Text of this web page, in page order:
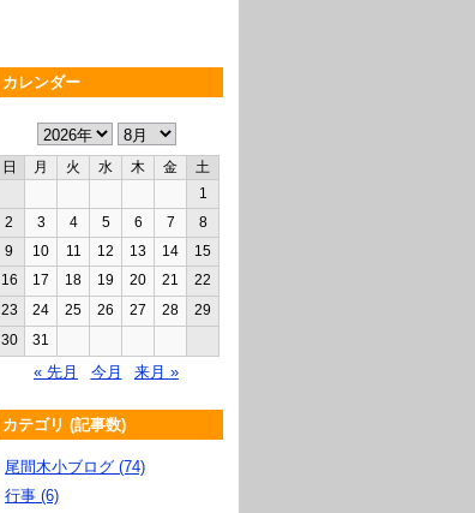
カレンダー
日 月 火 水 木 金
土
1
2
3 4 5 6 7
8
9
10 11 12 13 14
15
16
17 18 19 20 21
22
23
24 25 26 27 28
29
30
31
« 先月 今月 来月 »
カテゴリ (記事数)
尾間木小ブログ (74)
行事 (6)